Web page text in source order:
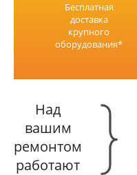
Бесплатная
доставка
крупного
оборудования*
Над
вашим
ремонтом
работают